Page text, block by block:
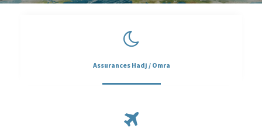
Assurances Hadj / Omra